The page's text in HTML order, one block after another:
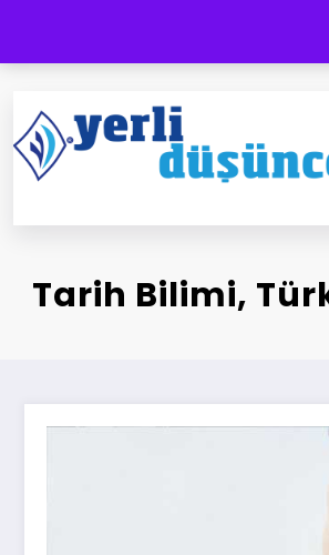
Yerli Düşünce
Tarih Bilimi,